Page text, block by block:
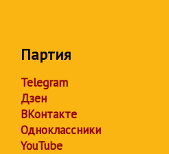
Партия
Telegram
Дзен
ВКонтакте
Одноклассники
YouTube